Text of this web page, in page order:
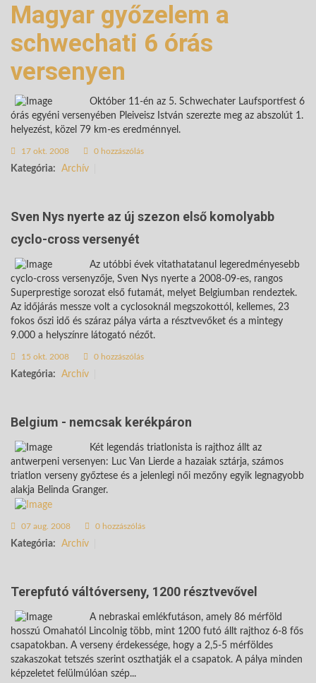
Magyar győzelem a
schwechati 6 órás
versenyen
Október 11-én az 5. Schwechater Laufsportfest 6
órás egyéni versenyében Pleiveisz István szerezte meg az abszolút 1.
helyezést, közel 79 km-es eredménnyel.
17 okt. 2008 0 hozzászólás
Kategória: Archív
Sven Nys nyerte az új szezon első komolyabb
cyclo-cross versenyét
Az utóbbi évek vitathatatanul legeredményesebb
cyclo-cross versenyzője, Sven Nys nyerte a 2008-09-es, rangos
Superprestige sorozat első futamát, melyet Belgiumban rendeztek.
Az időjárás messze volt a cyclosoknál megszokottól, kellemes, 23
fokos őszi idő és száraz pálya várta a résztvevőket és a mintegy
9.000 a helyszínre látogató nézőt.
15 okt. 2008 0 hozzászólás
Kategória: Archív
Belgium - nemcsak kerékpáron
Két legendás triatlonista is rajthoz állt az
antwerpeni versenyen: Luc Van Lierde a hazaiak sztárja, számos
triatlon verseny győztese és a jelenlegi női mezőny egyik legnagyobb
alakja Belinda Granger.
07 aug. 2008 0 hozzászólás
Kategória: Archív
Terepfutó váltóverseny, 1200 résztvevővel
A nebraskai emlékfutáson, amely 86 mérföld
hosszú Omahatól Lincolnig több, mint 1200 futó állt rajthoz 6-8 fős
csapatokban. A verseny érdekessége, hogy a 2,5-5 mérföldes
szakaszokat tetszés szerint oszthatják el a csapatok. A pálya minden
képzeletet felülmúlóan szép...